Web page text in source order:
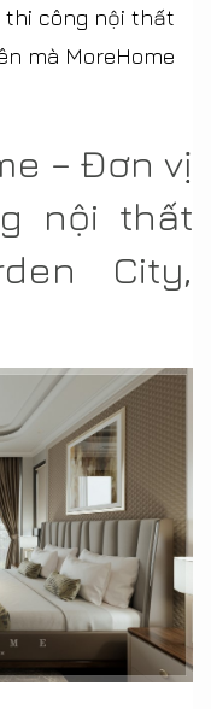
công nội thất
mà MoreHome
– Đơn vị
nội thất
City,